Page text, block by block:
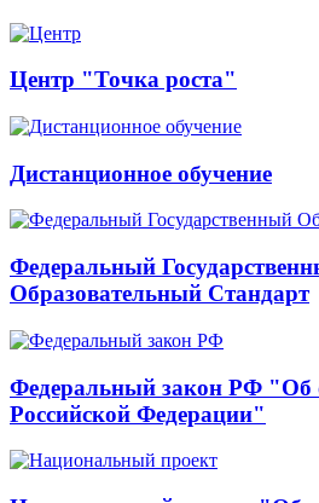
Центр "Точка роста"
Дистанционное обучение
Федеральный
Образовательный Стандарт
Федеральный закон РФ "Об
Российской Федерации"